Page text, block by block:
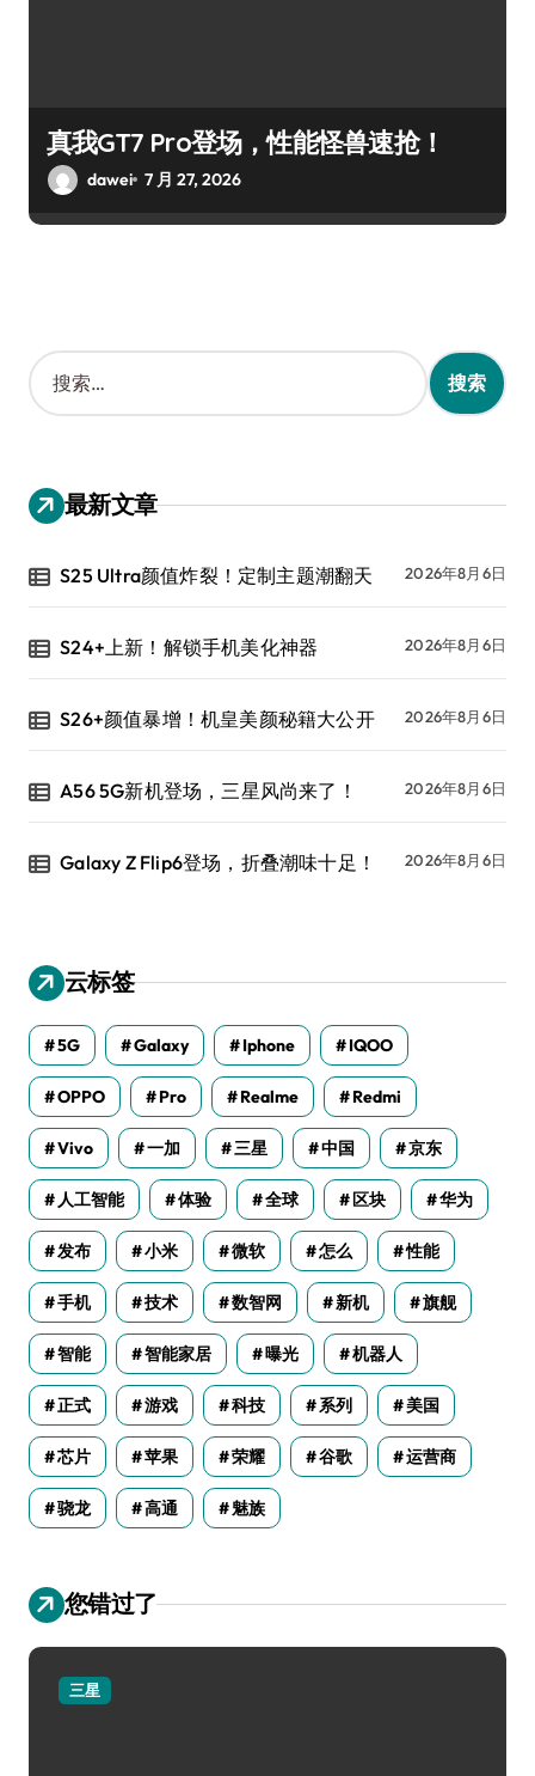
真我GT7 Pro登场，性能怪兽速抢！
dawei 7 月 27, 2026
搜
索
：
最新文章
S25 Ultra颜值炸裂！定制主题潮翻天 2026年8月6日
S24+上新！解锁手机美化神器 2026年8月6日
S26+颜值暴增！机皇美颜秘籍大公开 2026年8月6日
A56 5G新机登场，三星风尚来了！ 2026年8月6日
Galaxy Z Flip6登场，折叠潮味十足！ 2026年8月6日
云标签
5G Galaxy Iphone IQOO
OPPO Pro Realme Redmi
Vivo 一加 三星 中国 京东
人工智能 体验 全球 区块 华为
发布 小米 微软 怎么 性能
手机 技术 数智网 新机 旗舰
智能 智能家居 曝光 机器人
正式 游戏 科技 系列 美国
芯片 苹果 荣耀 谷歌 运营商
骁龙 高通 魅族
您错过了
三星